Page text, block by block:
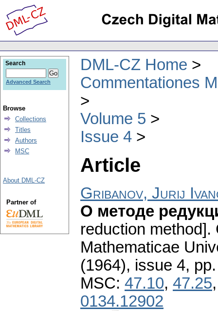
DML-CZ Home
Commentationes
Volume 5
Issue 4
Article
Gribanov, Jurij
О методе
reduction method].
Mathematicae
(1964), issue 4,
MSC: 47.10, 47.25
0134.12902
Search
Advanced Search
Browse
Collections
Titles
Authors
MSC
About DML-CZ
Partner of